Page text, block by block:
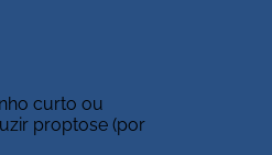
curto ou
proptose (por